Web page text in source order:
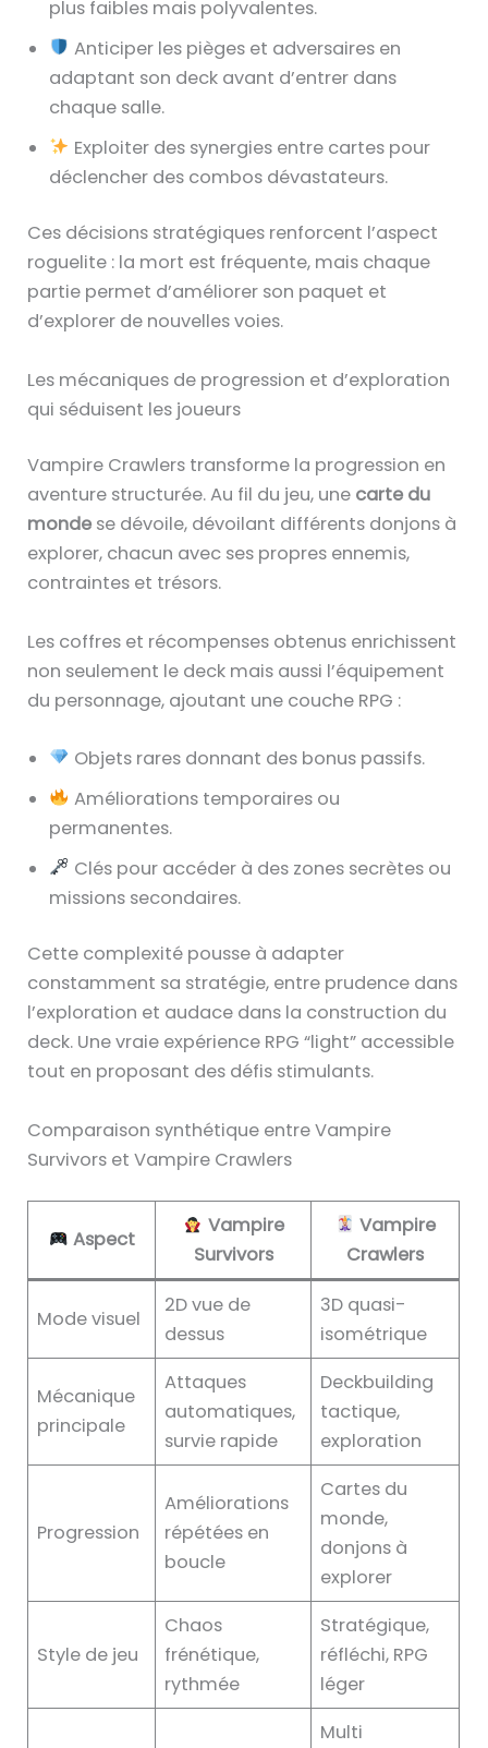
plus faibles mais polyvalentes.
Anticiper les pièges et adversaires en
adaptant son deck avant d’entrer dans
chaque salle.
Exploiter des synergies entre cartes pour
déclencher des combos dévastateurs.
Ces décisions stratégiques renforcent l’aspect
roguelite : la mort est fréquente, mais chaque
partie permet d’améliorer son paquet et
d’explorer de nouvelles voies.
Les mécaniques de progression et d’exploration
qui séduisent les joueurs
Vampire Crawlers transforme la progression en
aventure structurée. Au fil du jeu, une carte du
monde se dévoile, dévoilant différents donjons à
explorer, chacun avec ses propres ennemis,
contraintes et trésors.
Les coffres et récompenses obtenus enrichissent
non seulement le deck mais aussi l’équipement
du personnage, ajoutant une couche RPG :
Objets rares donnant des bonus passifs.
Améliorations temporaires ou
permanentes.
Clés pour accéder à des zones secrètes ou
missions secondaires.
Cette complexité pousse à adapter
constamment sa stratégie, entre prudence dans
l’exploration et audace dans la construction du
deck. Une vraie expérience RPG “light” accessible
tout en proposant des défis stimulants.
Comparaison synthétique entre Vampire
Survivors et Vampire Crawlers
Aspect
Vampire
Survivors
Vampire
Crawlers
Mode visuel
2D vue de
dessus
3D quasi-
isométrique
Mécanique
principale
Attaques
automatiques,
survie rapide
Deckbuilding
tactique,
exploration
Progression
Améliorations
répétées en
boucle
Cartes du
monde,
donjons à
explorer
Style de jeu
Chaos
frénétique,
rythmée
Stratégique,
réfléchi, RPG
léger
Multi